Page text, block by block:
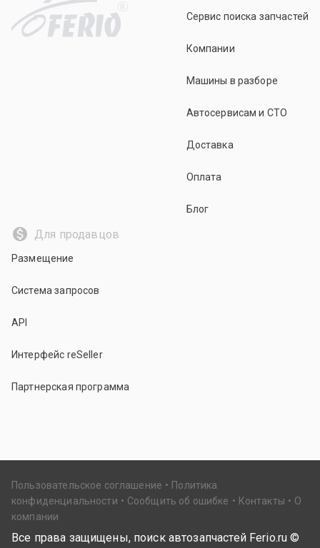
R
Сервис поиска запчастей
Компании
Машины в разборе
Автосервисам и СТО
Доставка
Оплата
Блог
Для продавцов
Размещение
Система запросов
API
Интерфейс reSeller
Партнерская программа
Пользовательское соглашение
Политика
конфиденциальности
Сообщить об ошибке Контакты
О
компании
Все права защищены, поиск автозапчастей Ferio.ru ©